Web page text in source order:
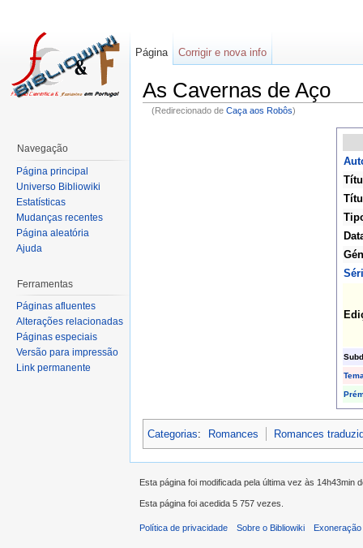
As Cavernas de Aço
(Redirecionado de Caça aos Robôs)
Categorias: Romances Romances
Página Corrigir e nova info
Navegação
Página principal
Universo Bibliowiki
Estatísticas
Mudanças recentes
Página aleatória
Ajuda
Ferramentas
Páginas afluentes
Alterações relacionadas
Páginas especiais
Versão para impressão
Link permanente
Esta página foi modificada pela última vez às 14h43min
Esta página foi acedida 5 757 vezes.
Política de privacidade Sobre o Bibliowiki